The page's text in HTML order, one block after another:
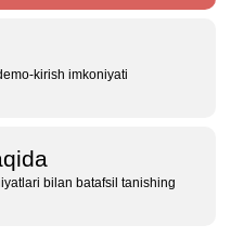
imkoniyati
bilan batafsil tanishing